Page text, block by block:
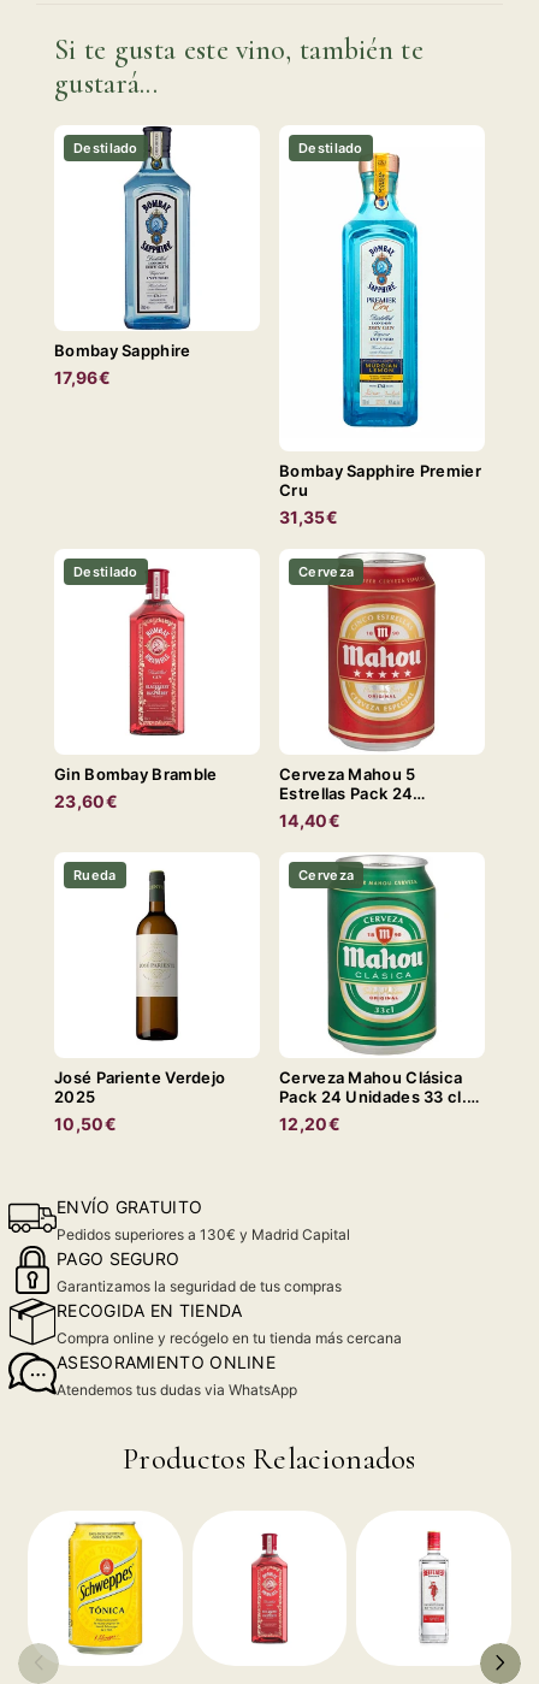
Si te gusta este vino, también te
gustará...
Destilado
Bombay Sapphire
17,96€
Destilado
Bombay Sapphire Premier
Cru
31,35€
Destilado
Gin Bombay Bramble
23,60€
Cerveza
Cerveza Mahou 5
Estrellas Pack 24
Unidades 33cl. LATA
14,40€
Rueda
José Pariente Verdejo
2025
10,50€
Cerveza
Cerveza Mahou Clásica
Pack 24 Unidades 33 cl.
LATA
12,20€
ENVÍO GRATUITO
Pedidos superiores a 130€ y Madrid Capital
PAGO SEGURO
Garantizamos la seguridad de tus compras
RECOGIDA EN TIENDA
Compra online y recógelo en tu tienda más cercana
ASESORAMIENTO ONLINE
Atendemos tus dudas via WhatsApp
Productos Relacionados